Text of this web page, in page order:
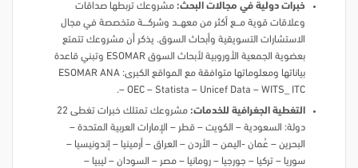
خبرات دولية في مجالات البحث: مشروعك تربطها صداقات
وعلاقات قوية مـــــع أكثر من معهــــد وشركــــــة متخصصة في مجال
الاستشارات التسويقية وأبحاث السوق. يذكر أن مشروعك تتمتع
بعضوية الجمعية الأوروبية لأبحاث السوق ESOMAR وتبني قاعدة
بياناتها ومعلوماتها متوافقة مع المواقع الكبرى: ESOMAR ANA
– OEC – Statista – Unicef Data – WITS_ ITC.
التغطية الجغرافية للخدمات:
مشروعك تمتلك خبرات تغطى 22
دولة: السعودية – الكويت – قطر – الإمارات العربية المتحدة –
البحرين – عُمان -اليمن – الأردن – العراق – أرمينيا – إندونيسيا –
سوريا – تركيا – جورجيا – رومانيا – مصر – السودان – ليبيا –